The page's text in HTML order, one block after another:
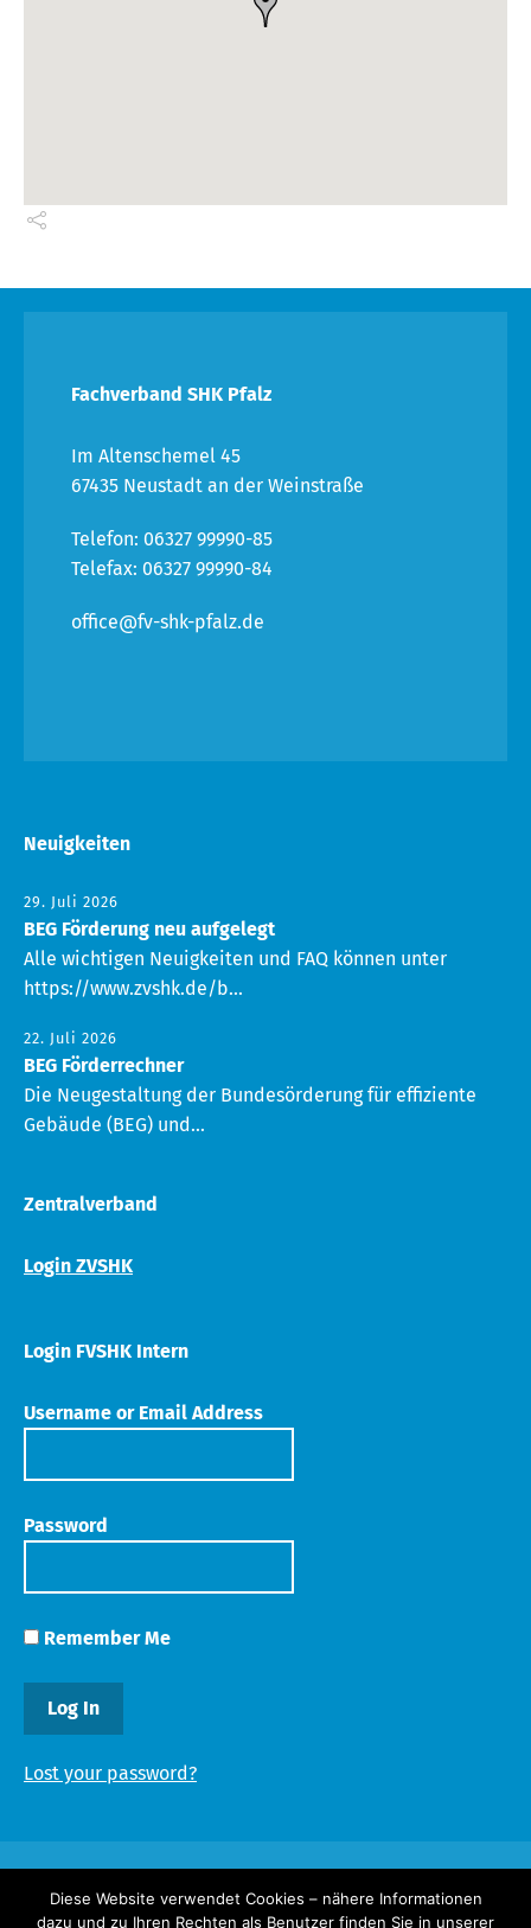
Fachverband SHK Pfalz
Im Altenschemel 45
67435 Neustadt an der Weinstraße
Telefon: 06327 99990-85
Telefax: 06327 99990-84
office@fv-shk-pfalz.de
Neuigkeiten
29. Juli 2026
BEG Förderung neu aufgelegt
Alle wichtigen Neuigkeiten und FAQ können unter
https://www.zvshk.de/b...
22. Juli 2026
BEG Förderrechner
Die Neugestaltung der Bundesörderung für effiziente
Gebäude (BEG) und...
Zentralverband
Login ZVSHK
Login FVSHK Intern
Username or Email Address
Password
Remember Me
Lost your password?
Diese Website verwendet Cookies – nähere Informationen
dazu und zu Ihren Rechten als Benutzer finden Sie in unserer